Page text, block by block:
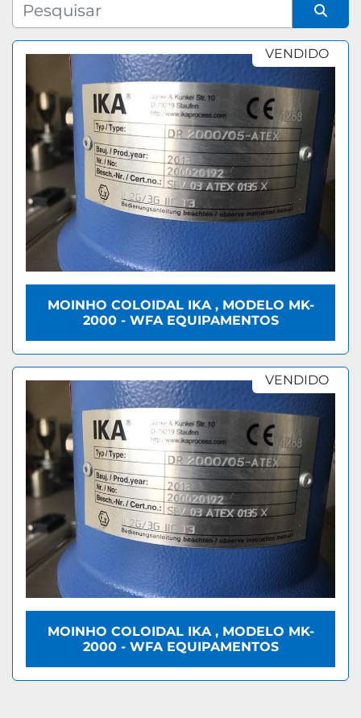
Fabricante
Modelo
Organizar por VENDIDO
MOINHO COLOIDAL IKA , MODELO MK-
2000 - WFA EQUIPAMENTOS
VENDIDO
MOINHO COLOIDAL IKA , MODELO MK-
2000 - WFA EQUIPAMENTOS